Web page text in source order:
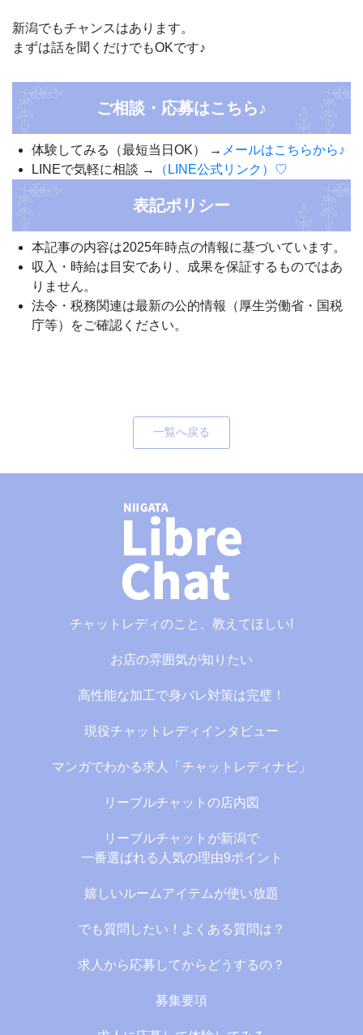
新潟でもチャンスはあります。
まずは話を聞くだけでもOKです♪
ご相談・応募はこちら♪
体験してみる（最短当日OK） → メールはこちらから♪
LINEで気軽に相談 →
（LINE公式リンク）♡
表記ポリシー
本記事の内容は2025年時点の情報に基づいています。
収入・時給は目安であり、成果を保証するものではあ
りません。
法令・税務関連は最新の公的情報（厚生労働省・国税
庁等）をご確認ください。
一覧へ戻る
チャットレディのこと、教えてほしい!
お店の雰囲気が知りたい
高性能な加工で身バレ対策は完璧！
現役チャットレディインタビュー
マンガでわかる求人「チャットレディナビ」
リーブルチャットの店内図
リーブルチャットが新潟で
一番選ばれる人気の理由9ポイント
嬉しいルームアイテムが使い放題
でも質問したい！よくある質問は？
求人から応募してからどうするの？
募集要項